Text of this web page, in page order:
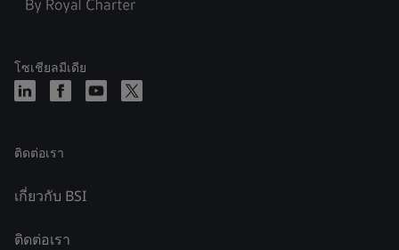
โซเชียลมีเดีย
ติดต่อเรา
เกี่ยวกับ BSI
ติดต่อเรา